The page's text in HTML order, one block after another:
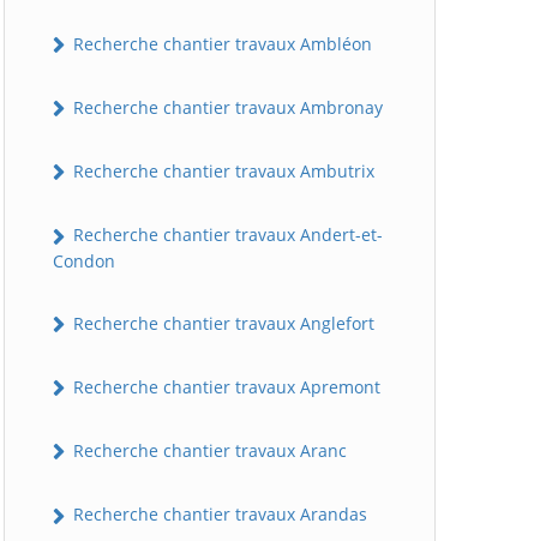
Recherche chantier travaux Ambléon
Recherche chantier travaux Ambronay
Recherche chantier travaux Ambutrix
Recherche chantier travaux Andert-et-
Condon
Recherche chantier travaux Anglefort
Recherche chantier travaux Apremont
Recherche chantier travaux Aranc
Recherche chantier travaux Arandas